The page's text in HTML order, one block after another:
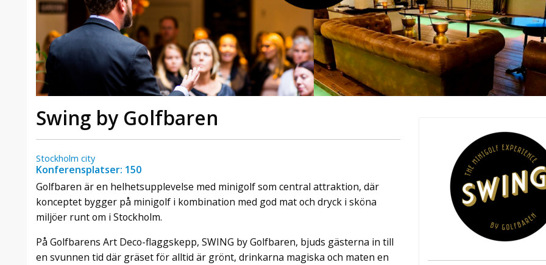
Swing by Golfbaren
Stockholm city
Konferensplatser: 150
Golfbaren är en helhetsupplevelse med minigolf som central attraktion, där
konceptet bygger på minigolf i kombination med god mat och dryck i sköna
miljöer runt om i Stockholm.
På Golfbarens Art Deco-flaggskepp, SWING by Golfbaren, bjuds gästerna in till
en svunnen tid där gräset för alltid är grönt, drinkarna magiska och maten en